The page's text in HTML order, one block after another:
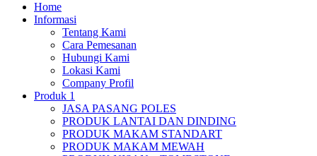
Home
Informasi
Tentang Kami
Cara Pemesanan
Hubungi Kami
Lokasi Kami
Company Profil
Produk 1
JASA PASANG POLES
PRODUK LANTAI DAN DINDING
PRODUK MAKAM STANDART
PRODUK MAKAM MEWAH